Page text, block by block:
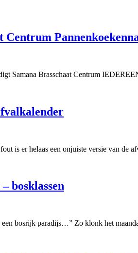
Centrum
Samana Brasschaat Centrum
is er helaas een onjuiste versie van de
bosklassen
bosrijk paradijs…” Zo klonk het